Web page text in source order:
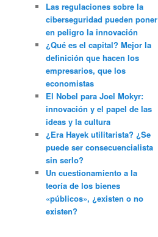
Las regulaciones sobre la
ciberseguridad pueden poner
en peligro la innovación
¿Qué es el capital? Mejor la
definición que hacen los
empresarios, que los
economistas
El Nobel para Joel Mokyr:
innovación y el papel de las
ideas y la cultura
¿Era Hayek utilitarista? ¿Se
puede ser consecuencialista
sin serlo?
Un cuestionamiento a la
teoría de los bienes
«públicos», ¿existen o no
existen?